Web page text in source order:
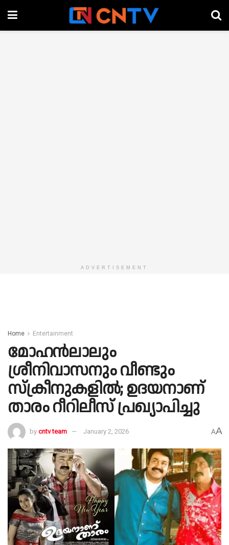
ADVERTISEMENT
Home Entertainment
മോഹന്‍ലാലും
ശ്രീനിവാസനും വീണ്ടും
സ്‌ക്രീനുകളില്‍; ഉദയനാണ്
താരം റീറിലീസ് പ്രഖ്യാപിച്ചു
by cntv team January 2, 2026 AA